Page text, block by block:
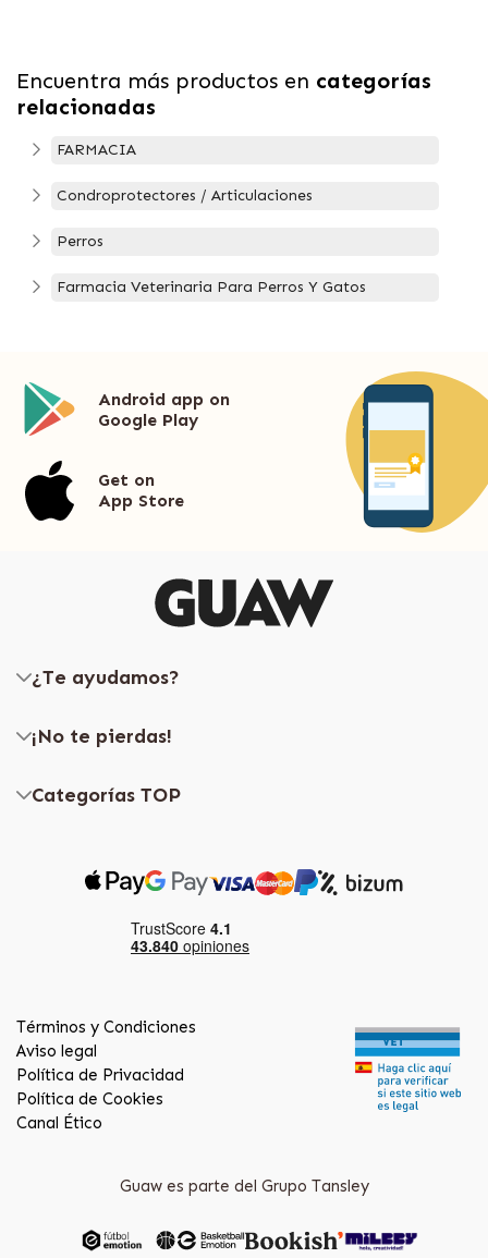
Encuentra más productos en categorías
relacionadas
FARMACIA
Condroprotectores / Articulaciones
Perros
Farmacia Veterinaria Para Perros Y Gatos
Android app on
Google Play
Get on
App Store
¿Te ayudamos?
¡No te pierdas!
Categorías TOP
Términos y Condiciones
Aviso legal
Política de Privacidad
Política de Cookies
Canal Ético
Guaw es parte del Grupo Tansley